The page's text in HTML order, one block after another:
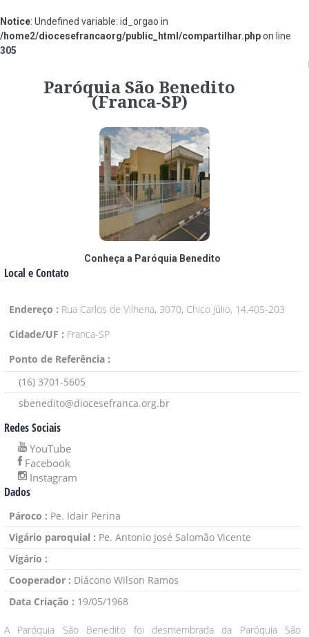
Notice: Undefined variable: id_orgao in
/home2/diocesefrancaorg/public_html/compartilhar.phpon line
305
Paróquia São Benedito
(Franca-SP)
Conheça a Paróquia Benedito
Local e Contato
Endereço : Rua Carlos de Vilhena, 3070, Chico Júlio, 14.405-203
Cidade/UF : Franca-SP
Ponto de Referência :
(16) 3701-5605
sbenedito@diocesefranca.org.br
Redes Sociais
YouTube
Facebook
Instagram
Dados
Pároco : Pe. Idair Perina
Vigário paroquial : Pe. Antonio José Salomão Vicente
Vigário :
Cooperador : Diácono Wilson Ramos
Data Criação : 19/05/1968
A Paróquia São Benedito foi desmembrada da Paróquia São